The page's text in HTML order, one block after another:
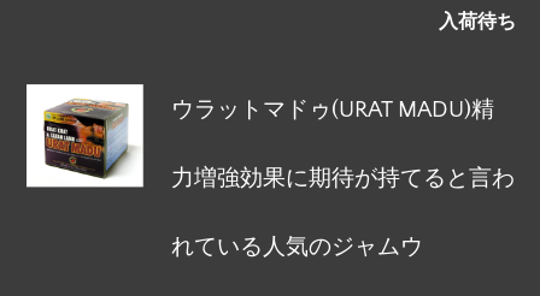
入荷待ち
ウラットマドゥ(URAT MADU)精
力増強効果に期待が持てると言わ
れている人気のジャムウ